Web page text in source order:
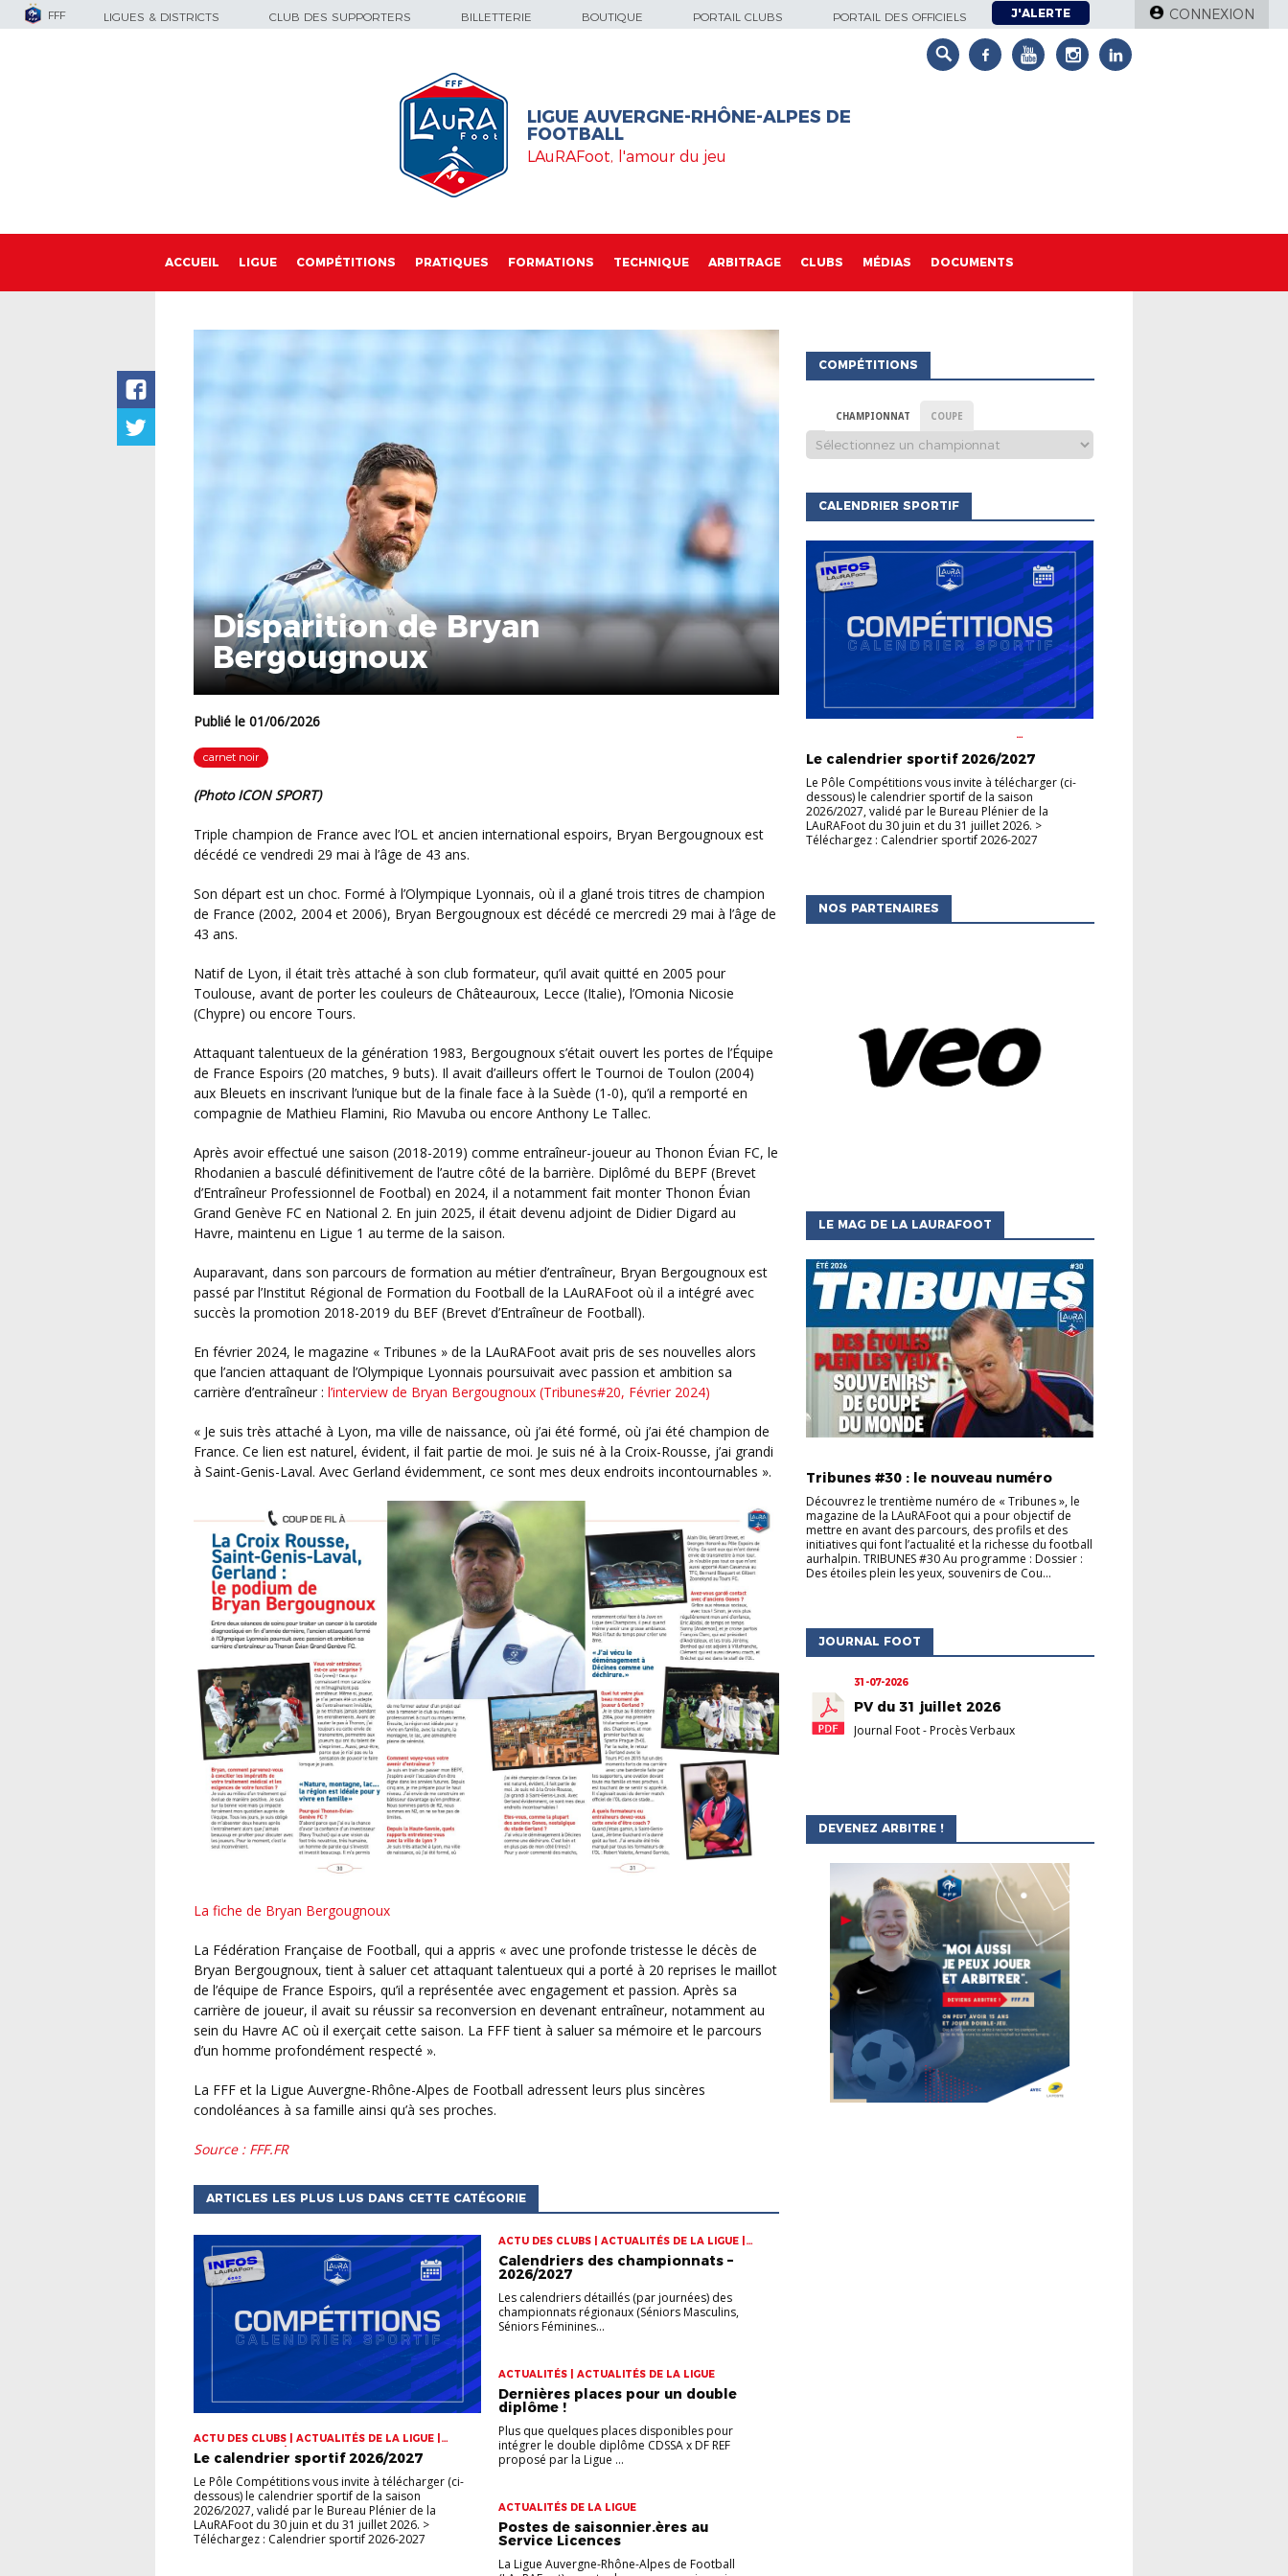
FFF LIGUES & DISTRICTS CLUB DES SUPPORTERS BILLETTERIE BOUTIQUE PORTAIL CLUBS PORTAIL DES OFFICIELS J'ALERTE CONNEXION
LIGUE AUVERGNE-RHÔNE-ALPES DE
FOOTBALL
LAuRAFoot, l'amour du jeu
ACCUEIL LIGUE COMPÉTITIONS PRATIQUES FORMATIONS TECHNIQUE ARBITRAGE CLUBS MÉDIAS DOCUMENTS
Disparition de Bryan
Bergougnoux
Publié le 01/06/2026
carnet noir
(photo ICON SPORT)
Triple champion de France avec l’OL et ancien international espoirs, Bryan Bergougnoux est
décédé ce vendredi 29 mai à l’âge de 43 ans.
Son départ est un choc. Formé à l’Olympique Lyonnais, où il a glané trois titres de champion
de France (2002, 2004 et 2006), Bryan Bergougnoux est décédé ce mercredi 29 mai à l’âge de
43 ans.
Natif de Lyon, il était très attaché à son club formateur, qu’il avait quitté en 2005 pour
Toulouse, avant de porter les couleurs de Châteauroux, Lecce (Italie), l’Omonia Nicosie
(Chypre) ou encore Tours.
Attaquant talentueux de la génération 1983, Bergougnoux s’était ouvert les portes de l’Équipe
de France Espoirs (20 matches, 9 buts). Il avait d’ailleurs offert le Tournoi de Toulon (2004)
aux Bleuets en inscrivant l’unique but de la finale face à la Suède (1-0), qu’il a remporté en
compagnie de Mathieu Flamini, Rio Mavuba ou encore Anthony Le Tallec.
Après avoir effectué une saison (2018-2019) comme entraîneur-joueur au Thonon Évian FC, le
Rhodanien a basculé définitivement de l’autre côté de la barrière. Diplômé du BEPF (Brevet
d’Entraîneur Professionnel de Footbal) en 2024, il a notamment fait monter Thonon Évian
Grand Genève FC en National 2. En juin 2025, il était devenu adjoint de Didier Digard au
Havre, maintenu en Ligue 1 au terme de la saison.
Auparavant, dans son parcours de formation au métier d’entraîneur, Bryan Bergougnoux est
passé par l’Institut Régional de Formation du Football de la LAuRAFoot où il a intégré avec
succès la promotion 2018-2019 du BEF (Brevet d’Entraîneur de Football).
En février 2024, le magazine « Tribunes » de la LAuRAFoot avait pris de ses nouvelles alors
que l’ancien attaquant de l’Olympique Lyonnais poursuivait avec passion et ambition sa
carrière d’entraîneur : l’interview de Bryan Bergougnoux (Tribunes#20, Février 2024)
« Je suis très attaché à Lyon, ma ville de naissance, où j’ai été formé, où j’ai été champion de
France. Ce lien est naturel, évident, il fait partie de moi. Je suis né à la Croix-Rousse, j’ai grandi
à Saint-Genis-Laval. Avec Gerland évidemment, ce sont mes deux endroits incontournables ».
La fiche de Bryan Bergougnoux
La Fédération Française de Football, qui a appris « avec une profonde tristesse le décès de
Bryan Bergougnoux, tient à saluer cet attaquant talentueux qui a porté à 20 reprises le maillot
de l’équipe de France Espoirs, qu’il a représentée avec engagement et passion. Après sa
carrière de joueur, il avait su réussir sa reconversion en devenant entraîneur, notamment au
sein du Havre AC où il exerçait cette saison. La FFF tient à saluer sa mémoire et le parcours
d’un homme profondément respecté ».
La FFF et la Ligue Auvergne-Rhône-Alpes de Football adressent leurs plus sincères
condoléances à sa famille ainsi qu’à ses proches.
source : FFF.FR
ARTICLES LES PLUS LUS DANS CETTE CATÉGORIE
ACTU DES CLUBS | ACTUALITÉS DE LA LIGUE |
CHAMPIONNATS | COUPES
Le calendrier sportif 2026/2027
Le Pôle Compétitions vous invite à télécharger (ci-
dessous) le calendrier sportif de la saison
2026/2027, validé par le Bureau Plénier de la
LAuRAFoot du 30 juin et du 31 juillet 2026. >
Téléchargez : Calendrier sportif 2026-2027
ACTU DES CLUBS | ACTUALITÉS DE LA LIGUE |
CHAMPIONNATS
Calendriers des championnats –
2026/2027
Les calendriers détaillés (par journées) des
championnats régionaux (Séniors Masculins,
Séniors Féminines...
ACTUALITÉS | ACTUALITÉS DE LA LIGUE
Dernières places pour un double
diplôme !
Plus que quelques places disponibles pour
intégrer le double diplôme CDSSA x DF REF
proposé par la Ligue ...
ACTUALITÉS DE LA LIGUE
Postes de saisonnier.ères au
Service Licences
La Ligue Auvergne-Rhône-Alpes de Football
COMPÉTITIONS
CHAMPIONNAT COUPE
CALENDRIER SPORTIF
Le calendrier sportif 2026/2027
Le Pôle Compétitions vous invite à télécharger (ci-
dessous) le calendrier sportif de la saison
2026/2027, validé par le Bureau Plénier de la
LAuRAFoot du 30 juin et du 31 juillet 2026. >
Téléchargez : Calendrier sportif 2026-2027
NOS PARTENAIRES
LE MAG DE LA LAURAFOOT
Tribunes #30 : le nouveau numéro
Découvrez le trentième numéro de « Tribunes », le
magazine de la LAuRAFoot qui a pour objectif de
mettre en avant des parcours, des profils et des
initiatives qui font l’actualité et la richesse du football
aurhalpin. TRIBUNES #30 Au programme : Dossier :
Des étoiles plein les yeux, souvenirs de Cou...
JOURNAL FOOT
31-07-2026
PV du 31 juillet 2026
Journal Foot- Procès Verbaux
DEVENEZ ARBITRE !